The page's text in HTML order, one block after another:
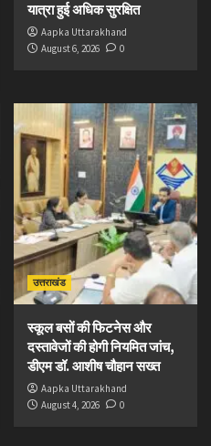
यात्रा हुई अधिक सुरक्षित
Aapka Uttarakhand
August 6, 2026
0
उत्तराखंड
स्कूल बसों की फिटनेस और
दस्तावेजों की होगी नियमित जांच,
डीएम डॉ. आशीष चौहान सख्त
Aapka Uttarakhand
August 4, 2026
0